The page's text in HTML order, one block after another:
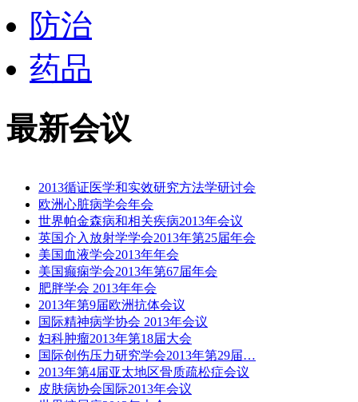
防治
药品
最新会议
2013循证医学和实效研究方法学研讨会
欧洲心脏病学会年会
世界帕金森病和相关疾病2013年会议
英国介入放射学学会2013年第25届年会
美国血液学会2013年年会
美国癫痫学会2013年第67届年会
肥胖学会 2013年年会
2013年第9届欧洲抗体会议
国际精神病学协会 2013年会议
妇科肿瘤2013年第18届大会
国际创伤压力研究学会2013年第29届…
2013年第4届亚太地区骨质疏松症会议
皮肤病协会国际2013年会议